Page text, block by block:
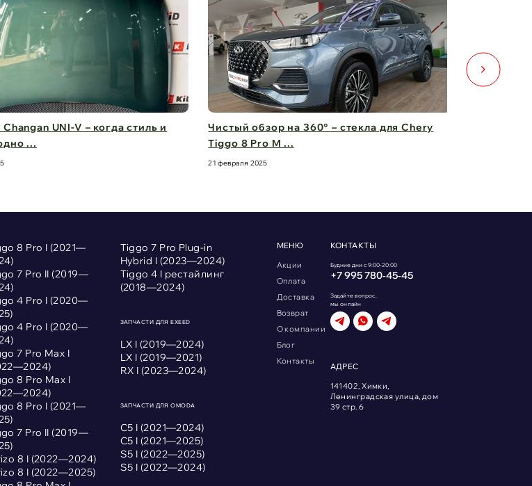
и
Чистый обзор на 360° – стекла для Chery
Двери для Changan UNI-V — стиль,
8 Pro I (2021—
7 Pro II (2019—
4 Pro I (2020—
4 Pro I (2020—
7 Pro Max I
8 Pro Max I
8 Pro I (2021—
7 Pro II (2019—
8 I (2022—2024)
8 I (2022—2025)
Tiggo 7 Pro Plug-in
Hybrid I (2023—2024)
Tiggo 4 I рестайлинг
(2018—2024)
ЗАПЧАСТИ ДЛЯ EXEED
LX I (2019—2024)
LX I (2019—2021)
RX I (2023—2024)
ЗАПЧАСТИ ДЛЯ OMODA
С5 I (2021—2024)
С5 I (2021—2025)
S5 I (2022—2025)
S5 I (2022—2024)
МЕНЮ
Акции
Оплата
Доставка
Возврат
О компании
Блог
Контакты
КОНТАКТЫ
Будние дни с 9:00-20:00
+7 995 780‑45‑45
Задайте вопрос,
мы онлайн
АДРЕС
141402, Химки,
Ленинградская улица, дом
39 стр. 6